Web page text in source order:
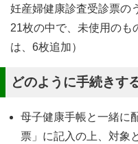
妊産婦健康診査受診票の
21枚の中で、未使用のも
は、6枚追加）
どのように手続きす
母子健康手帳と一緒に
票」に記入の上、対象